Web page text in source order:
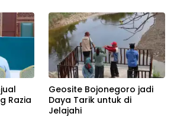
Razia
Geosite Bojonegoro jadi
Daya Tarik untuk di
Jelajahi